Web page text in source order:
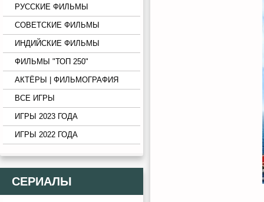
РУССКИЕ ФИЛЬМЫ
СОВЕТСКИЕ ФИЛЬМЫ
ИНДИЙСКИЕ ФИЛЬМЫ
ФИЛЬМЫ "ТОП 250"
АКТЁРЫ | ФИЛЬМОГРАФИЯ
ВСЕ ИГРЫ
ИГРЫ 2023 ГОДА
ИГРЫ 2022 ГОДА
СЕРИАЛЫ